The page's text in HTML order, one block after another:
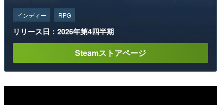
インディー RPG
リリース日：2026年第4四半期
Steamストアページ